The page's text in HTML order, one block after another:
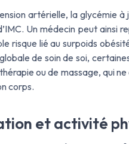
artérielle, la glycémie
Un médecin peut
risque lié au surpoids
de soin de soi,
ou de massage, qui
corps.
et activité